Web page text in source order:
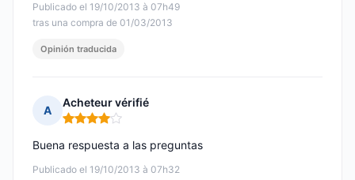
Publicado el 19/10/2013 à 07h49
tras una compra de 01/03/2013
Opinión traducida
A
Acheteur vérifié
Nota: 4 de 5
Publicado el 19/10/2013 à 07h32
Buena respuesta a las preguntas